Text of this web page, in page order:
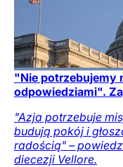
"Nie potrzebujemy
odpowiedziami".
"Azja potrzebuje
budują pokój i
radością" –
diecezji Vellore.